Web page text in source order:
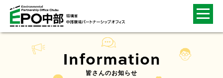
Information
皆さんのお知らせ